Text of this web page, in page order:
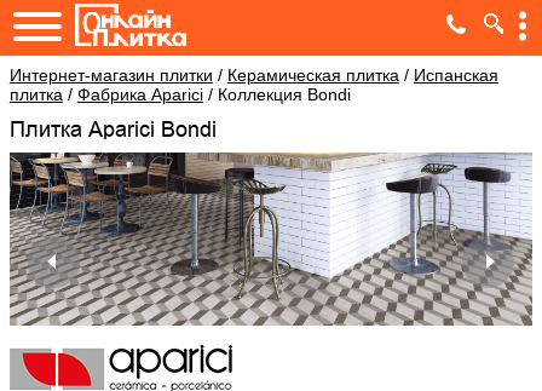
Интернет-магазин плитки / Керамическая плитка / Испанская
плитка / Фабрика Aparici/ Коллекция Bondi
Плитка Aparici Bondi